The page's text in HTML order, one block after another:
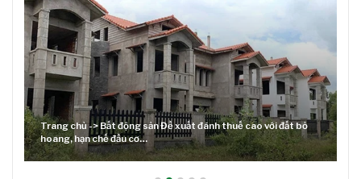
Lãi suất neo cao và cuộc tái cơ cấu trên thị trường BĐS